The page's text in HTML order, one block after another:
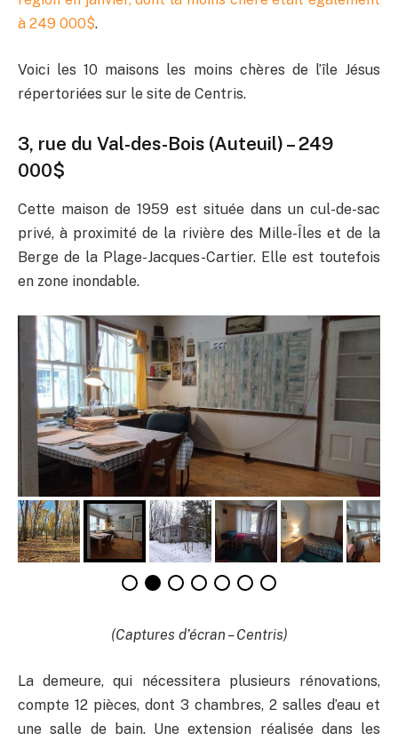
à 249 000$.
Voici les 10 maisons les moins chères de l’île Jésus
répertoriées sur le site de Centris.
3, rue du Val-des-Bois (Auteuil) – 249
000$
Cette maison de 1959 est située dans un cul-de-sac
privé, à proximité de la rivière des Mille-Îles et de la
Berge de la Plage-Jacques-Cartier. Elle est toutefois
en zone inondable.
(Captures d’écran – Centris)
La demeure, qui nécessitera plusieurs rénovations,
compte 12 pièces, dont 3 chambres, 2 salles d’eau et
une salle de bain. Une extension réalisée dans les